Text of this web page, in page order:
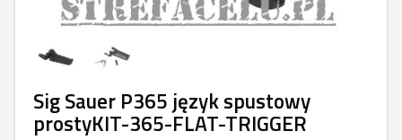
Sig Sauer P365 język spustowy
prostyKIT-365-FLAT-TRIGGER